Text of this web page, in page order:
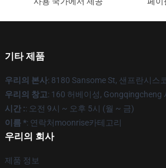
기타 제품
우리의 본사: 8180 Sansome St, 샌프란시스
우리의 창고: 160 허베이성, Gongqingcheng
시간 :: 오전 9시 ~ 오후 5시 (월 ~ 금)
이름 *: 연락처moonrise카테고리
우리의 회사
제품 정보